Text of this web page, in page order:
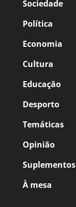
Sociedade
Política
Economia
Cultura
Educação
Desporto
Temáticas
Opinião
Suplementos
À mesa